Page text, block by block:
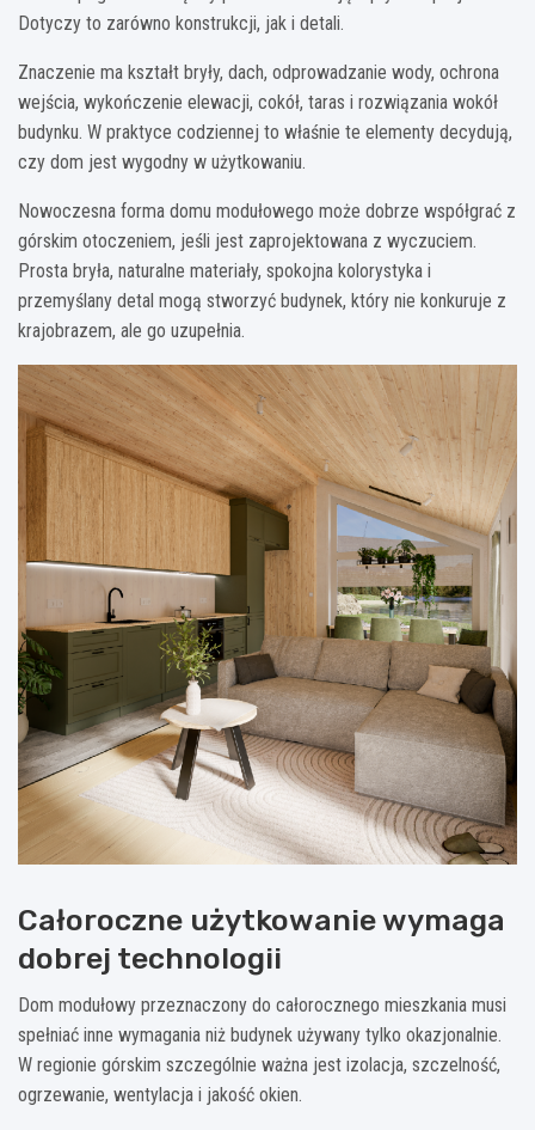
Dotyczy to zarówno konstrukcji, jak i detali.
Znaczenie ma kształt bryły, dach, odprowadzanie wody, ochrona
wejścia, wykończenie elewacji, cokół, taras i rozwiązania wokół
budynku. W praktyce codziennej to właśnie te elementy decydują,
czy dom jest wygodny w użytkowaniu.
Nowoczesna forma domu modułowego może dobrze współgrać z
górskim otoczeniem, jeśli jest zaprojektowana z wyczuciem.
Prosta bryła, naturalne materiały, spokojna kolorystyka i
przemyślany detal mogą stworzyć budynek, który nie konkuruje z
krajobrazem, ale go uzupełnia.
Całoroczne użytkowanie wymaga
dobrej technologii
Dom modułowy przeznaczony do całorocznego mieszkania musi
spełniać inne wymagania niż budynek używany tylko okazjonalnie.
W regionie górskim szczególnie ważna jest izolacja, szczelność,
ogrzewanie, wentylacja i jakość okien.